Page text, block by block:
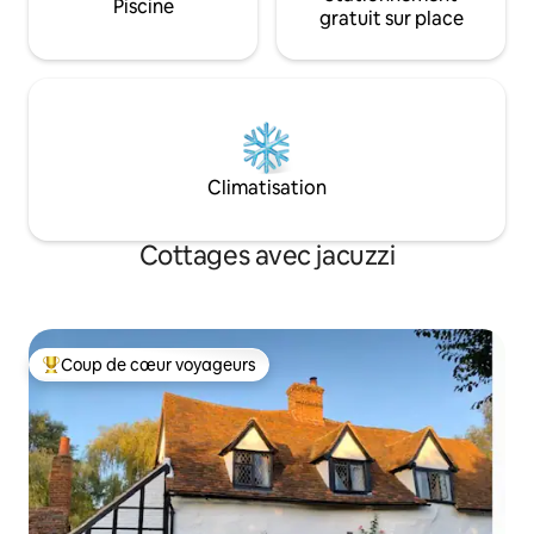
Piscine
gratuit sur place
Climatisation
Cottages avec jacuzzi
Coups de cœur voyageurs les plus appréciés
Coup de cœur voyageurs